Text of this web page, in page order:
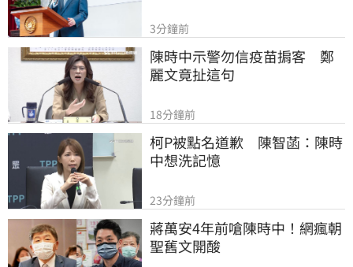
3分鐘前
陳時中示警勿信疫苗掮客　鄭
麗文竟扯這句
18分鐘前
柯P被點名道歉　陳智菡：陳時
中想洗記憶
23分鐘前
蔣萬安4年前嗆陳時中！網瘋朝
聖舊文開酸